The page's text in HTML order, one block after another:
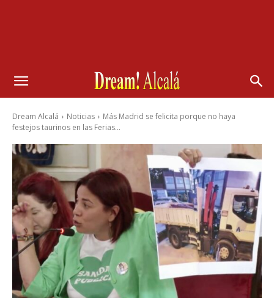
Dream Alcalá Noticias
Más Madrid se felicita porque no haya
festejos taurinos en las Ferias...